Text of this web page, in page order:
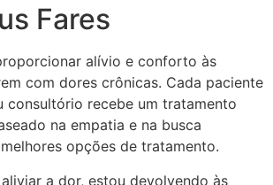
Fares
alívio e conforto às
com dores crônicas. Cada paciente
consultório recebe um tratamento
na empatia e na busca
opções de tratamento.
a dor, estou devolvendo às